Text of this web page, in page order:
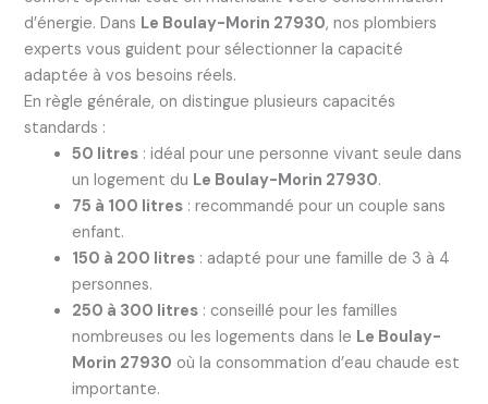
d’énergie. Dans Le Boulay-Morin 27930, nos plombiers
experts vous guident pour sélectionner la capacité
adaptée à vos besoins réels.
En règle générale, on distingue plusieurs capacités
standards :
50 litres: idéal pour une personne vivant seule dans
un logement du Le Boulay-Morin 27930.
75 à 100 litres: recommandé pour un couple sans
enfant.
150 à 200 litres: adapté pour une famille de 3 à 4
personnes.
250 à 300 litres: conseillé pour les familles
nombreuses ou les logements dans le Le Boulay-
Morin 27930 où la consommation d’eau chaude est
importante.